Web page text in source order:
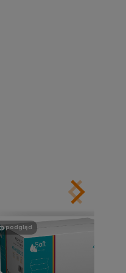
podgląd